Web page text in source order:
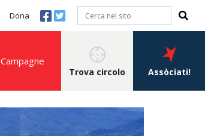
Dona
Campagne
Trova circolo Assòciati!